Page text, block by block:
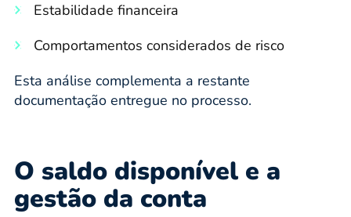
Estabilidade financeira
Comportamentos considerados de risco
Esta análise complementa a restante
documentação entregue no processo.
O saldo disponível e a
gestão da conta